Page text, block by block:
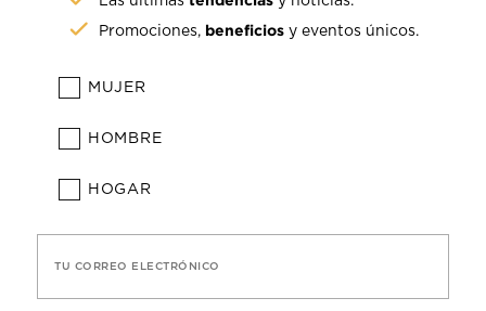
Promociones, beneficios y eventos únicos.
MUJER
HOMBRE
HOGAR
TU CORREO ELECTRÓNICO